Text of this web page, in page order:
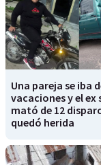
Una pareja se iba
vacaciones y el ex
mató de 12
quedó herida